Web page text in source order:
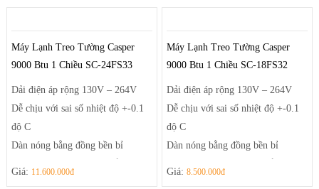
Máy Lạnh Treo Tường Casper
9000 Btu 1 Chiều SC-24FS33
Dải điện áp rộng 130V – 264V
Dễ chịu với sai số nhiệt độ +-0.1
độ C
Dàn nóng bằng đồng bền bỉ
Giá: 11.600.000đ
Máy Lạnh Treo Tường Casper
9000 Btu 1 Chiều SC-18FS32
Dải điện áp rộng 130V – 264V
Dễ chịu với sai số nhiệt độ +-0.1
độ C
Dàn nóng bằng đồng bền bỉ
Giá: 8.500.000đ